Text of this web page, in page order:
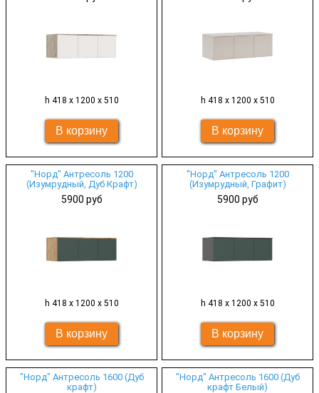
h 418 х 1200 х 510 h 418 х 1200 х 510
"Норд" Антресоль 1200
(Изумрудный, Дуб Крафт)
5900 руб
h 418 х 1200 х 510
"Норд" Антресоль 1200
(Изумрудный, Графит)
5900 руб
h 418 х 1200 х 510
"Норд" Антресоль 1600 (Дуб
крафт)
"Норд" Антресоль 1600 (Дуб
крафт Белый)